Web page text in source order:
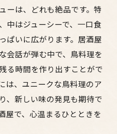
ーは、どれも絶品です。特
中はジューシーで、一口食
ぱいに広がります。居酒屋
会話が弾む中で、鳥料理を
る時間を作り出すことがで
は、ユニークな鳥料理のア
、新しい味の発見も期待で
屋で、心温まるひとときを